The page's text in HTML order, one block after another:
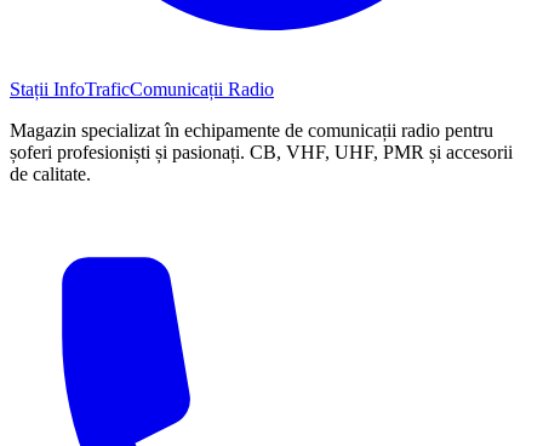
Stații InfoTraficComunicații Radio
Magazin specializat în echipamente de comunicații radio pentru
șoferi profesioniști și pasionați. CB, VHF, UHF, PMR și accesorii
de calitate.